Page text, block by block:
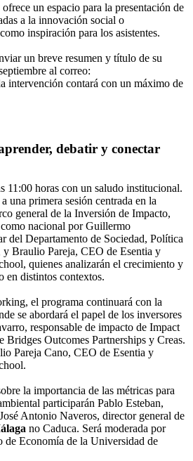
un espacio para la presentación de
a la innovación social o
inspiración para los asistentes.
un breve resumen y título de su
al correo:
intervención contará con un máximo de
debatir y conectar
11:00 horas con un saludo institucional.
una primera sesión centrada en la
general de la Inversión de Impacto,
nacional por Guillermo
del Departamento de Sociedad, Política
y Braulio Pareja, CEO de Esentia y
quienes analizarán el crecimiento y
en distintos contextos.
el programa continuará con la
se abordará el papel de los inversores
responsable de impacto de Impact
Bridges Outcomes Partnerships y Creas.
Pareja Cano, CEO de Esentia y
la importancia de las métricas para
participarán Pablo Esteban,
Antonio Naveros, director general de
no Caduca. Será moderada por
de Economía de la Universidad de